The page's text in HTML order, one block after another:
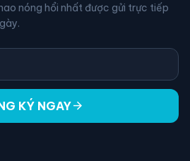
nóng hổi nhất được gửi trực tiếp
KÝ NGAYarrow_forward